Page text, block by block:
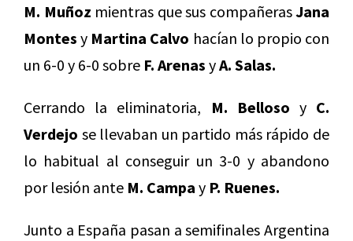
M. Muñoz mientras que sus compañerasJana
Montes y Martina Calvo hacían lo propio con
un 6-0 y 6-0 sobre F. Arenas yA. Salas.
Cerrando la eliminatoria, M. Belloso y C.
Verdejo se llevaban un partido más rápido de
lo habitual al conseguir un 3-0 y abandono
por lesión ante M. Campa y P. Ruenes.
Junto a España pasan a semifinales Argentina